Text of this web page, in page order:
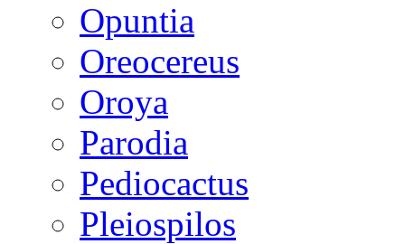
Opuntia
Oreocereus
Oroya
Parodia
Pediocactus
Pleiospilos